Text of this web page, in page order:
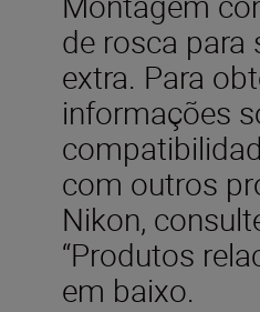
de rosca para
extra. Para
informações
com outros
Nikon,
“Produtos
em baixo.